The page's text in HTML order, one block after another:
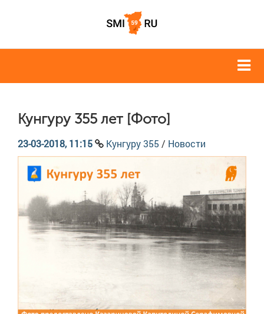
Кунгуру 355 лет [Фото]
23-03-2018, 11:15 Кунгуру 355 / Новости